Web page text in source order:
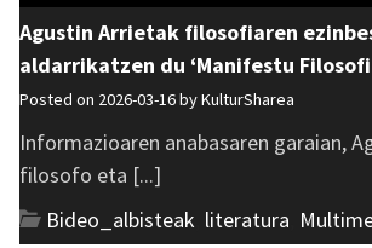
Agustin Arrietak filosofiaren
aldarrikatzen du ‘Manifestu
Posted on 2026-03-16 byKulturSharea
Informazioaren anabasaren garaian,
filosofo eta [...]
Bideo_albisteak literatura